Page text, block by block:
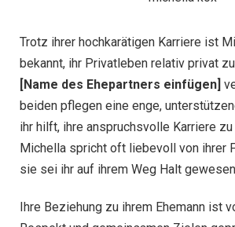
Trotz ihrer hochkarätigen Karriere ist
bekannt, ihr Privatleben relativ privat
[Name des Ehepartners einfügen]
beiden pflegen eine enge,
ihr hilft, ihre anspruchsvolle Karriere
Michella spricht oft liebevoll von ihrer
sie sei ihr auf ihrem Weg Halt
Ihre Beziehung zu ihrem Ehemann ist